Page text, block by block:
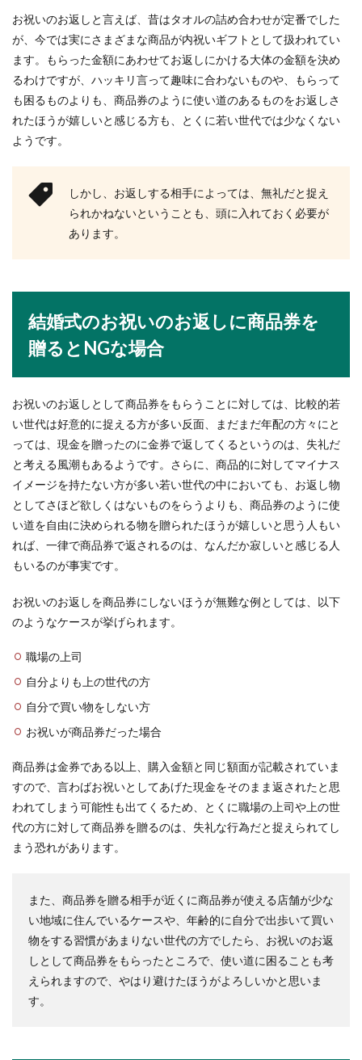
よる甥にあげる金額の違い
甥が結婚するとなると、結婚祝いをどのくらいあ
げればいいのか迷う人も多いでしょう。また、入
籍だけし...
いる人や、当日を楽しみに待っている人もいるの
結婚式の違いを徹底解説
中国にいる友人の結婚式に出席することになった
卓球の練習メニューでフットワークに
効くものを紹介します
卓球の練習メニューで外せないものと言えばフッ
トワーク練習ですよね。どんな練習をしたらフッ
トワーク...
お祝いのお返しと言えば、昔はタオルの詰め合わせが定番でした
が、今では実にさまざまな商品が内祝いギフトとして扱われてい
ます。もらった金額にあわせてお返しにかける大体の金額を決め
るわけですが、ハッキリ言って趣味に合わないものや、もらって
も困るものよりも、商品券のように使い道のあるものをお返しさ
れたほうが嬉しいと感じる方も、とくに若い世代では少なくない
ようです。
しかし、お返しする相手によっては、無礼だと捉え
られかねないということも、頭に入れておく必要が
あります。
結婚式のお祝いのお返しに商品券を
贈るとNGな場合
お祝いのお返しとして商品券をもらうことに対しては、比較的若
い世代は好意的に捉える方が多い反面、まだまだ年配の方々にと
っては、現金を贈ったのに金券で返してくるというのは、失礼だ
と考える風潮もあるようです。さらに、商品的に対してマイナス
イメージを持たない方が多い若い世代の中においても、お返し物
としてさほど欲しくはないものをらうよりも、商品券のように使
い道を自由に決められる物を贈られたほうが嬉しいと思う人もい
れば、一律で商品券で返されるのは、なんだか寂しいと感じる人
もいるのが事実です。
お祝いのお返しを商品券にしないほうが無難な例としては、以下
のようなケースが挙げられます。
職場の上司
自分よりも上の世代の方
自分で買い物をしない方
お祝いが商品券だった場合
商品券は金券である以上、購入金額と同じ額面が記載されていま
すので、言わばお祝いとしてあげた現金をそのまま返されたと思
われてしまう可能性も出てくるため、とくに職場の上司や上の世
代の方に対して商品券を贈るのは、失礼な行為だと捉えられてし
まう恐れがあります。
また、商品券を贈る相手が近くに商品券が使える店舗が少な
い地域に住んでいるケースや、年齢的に自分で出歩いて買い
物をする習慣があまりない世代の方でしたら、お祝いのお返
しとして商品券をもらったところで、使い道に困ることも考
えられますので、やはり避けたほうがよろしいかと思いま
す。